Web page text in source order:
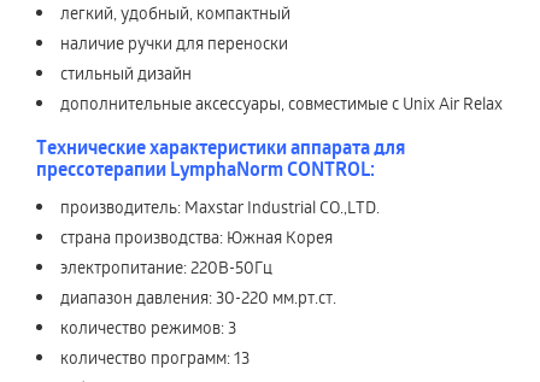
легкий, удобный, компактный
наличие ручки для переноски
стильный дизайн
дополнительные аксессуары, совместимые с Unix Air Relax
Технические характеристики аппарата для
прессотерапии LymphaNorm CONTROL:
производитель: Maxstar Industrial CO.,LTD.
страна производства: Южная Корея
электропитание: 220В-50Гц
диапазон давления: 30-220 мм.рт.ст.
количество режимов: 3
количество программ: 13